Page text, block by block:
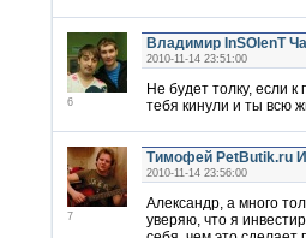
6
Владимир InSOlenT
2010-11-14 23:51:00
Не будет толку, если
тебя кинули и ты всю
7
Тимофей PetButik.ru
2010-11-14 23:56:00
Александр, а много
уверяю, что я